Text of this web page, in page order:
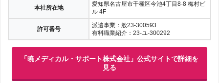
本社所在地
愛知県名古屋市千種区今池4丁目8-8 梅村ビ
ル 4F
許可番号
派遣事業：般23-300593
有料職業紹介：23-ユ-300292
「暁メディカル・サポート株式会社」公式サイトで詳細を
見る